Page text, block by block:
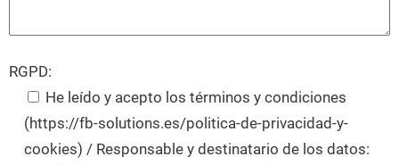
RGPD:
He leído y acepto los términos y condiciones
(https://fb-solutions.es/politica-de-privacidad-y-
cookies) / Responsable y destinatario de los datos: